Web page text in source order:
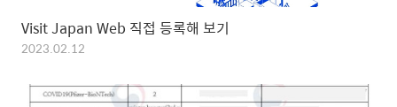
Visit Japan Web 직접 등록해 보기
2023.02.12